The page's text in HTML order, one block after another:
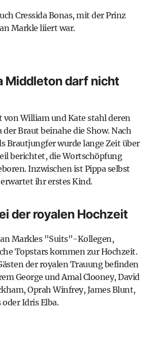
Cressida Bonas, mit der Prinz
Markle liiert war.
Middleton darf nicht
von William und Kate stahl deren
der Braut beinahe die Show. Nach
Brautjungfer wurde lange Zeit über
berichtet, die Wortschöpfung
Inzwischen ist Pippa selbst
ihr erstes Kind.
der royalen Hochzeit
Markles "Suits"-Kollegen,
Topstars kommen zur Hochzeit.
der royalen Trauung befinden
George und Amal Clooney, David
Oprah Winfrey, James Blunt,
Idris Elba.